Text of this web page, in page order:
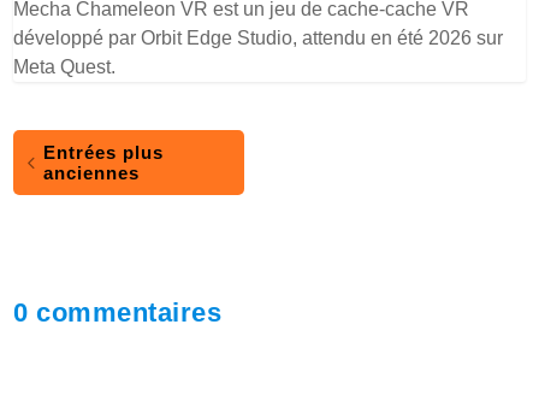
Mecha Chameleon VR est un jeu de cache-cache VR
développé par Orbit Edge Studio, attendu en été 2026 sur
Meta Quest.
Entrées plus
anciennes
0 commentaires